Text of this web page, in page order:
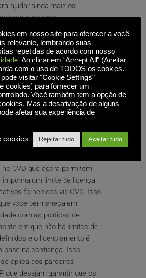
ajudar ainda mais os
a navegar.
em multilocatários
global foi removida nesta
foi substituída por novos
para administradores
multilocatários em várias
permitir que eles filtrem as
exibidas por locatário.
de licenças de software
alterações na
OVD que agora permitem
imponha um limite de licença
fornecidos via OVD. Isso
você permaneça em
com as políticas de
em que não há limites de
e o licenciamento é
base na confiança. Isso
aplica aos parceiros
que desejam garantir que os
em nosso site para oferecer a você
relevante, lembrando suas
repetidas de acordo com nosso
. Ao clicar em "Accept All" (Aceitar
com o uso de TODOS os cookies.
visitar "Cookie Settings"
cookies) para fornecer um
Você também tem a opção de
Mas a desativação de alguns
afetar sua experiência de
cookies Rejeitar tudo Aceitar tudo